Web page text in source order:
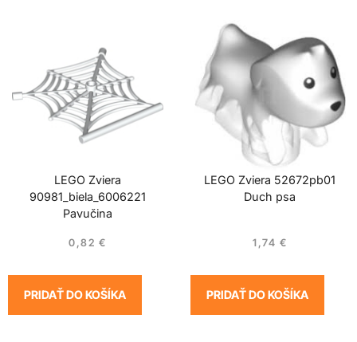
LEGO Zviera
90981_biela_6006221
Pavučina
0,82 €
PRIDAŤ DO KOŠÍKA
LEGO Zviera 52672pb01
Duch psa
1,74 €
PRIDAŤ DO KOŠÍKA